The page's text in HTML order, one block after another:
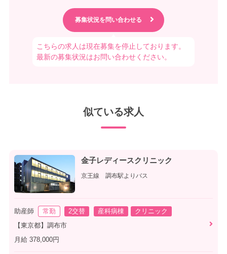
こちらの求人は現在募集を停止しております。
最新の募集状況はお問い合わせください。
似ている求人
金子レディースクリニック
京王線 調布駅よりバス
助産師 常勤 2交替 産科病棟
クリニック
【東京都】調布市
月給 378,000円